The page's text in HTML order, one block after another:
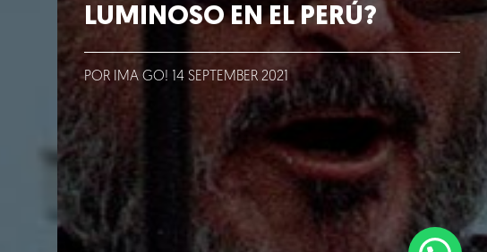
LUMINOSO EN EL PERÚ?
POR IMA GO! 14 SEPTEMBER 2021